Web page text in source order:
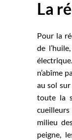
La
Pour la
de
n’abîme
au sol
toute la
milieu
peigne,